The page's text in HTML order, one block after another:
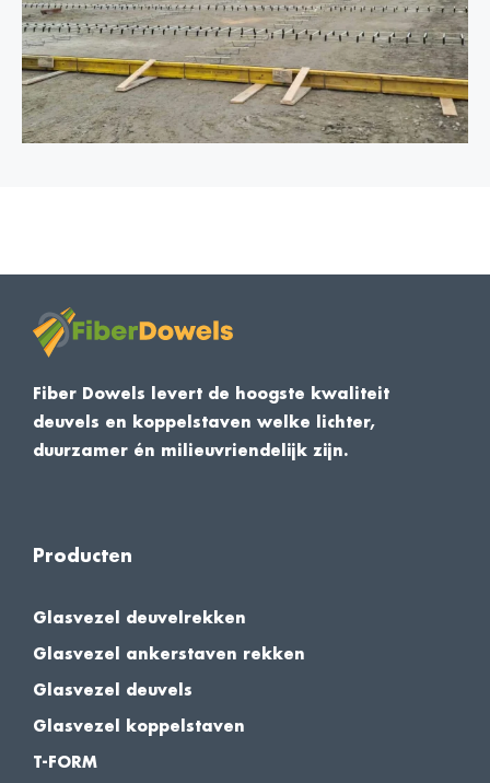
Fiber Dowels levert de hoogste kwaliteit
deuvels en koppelstaven welke lichter,
duurzamer én milieuvriendelijk zijn.
Producten
Glasvezel deuvelrekken
Glasvezel ankerstaven rekken
Glasvezel deuvels
Glasvezel koppelstaven
T-FORM